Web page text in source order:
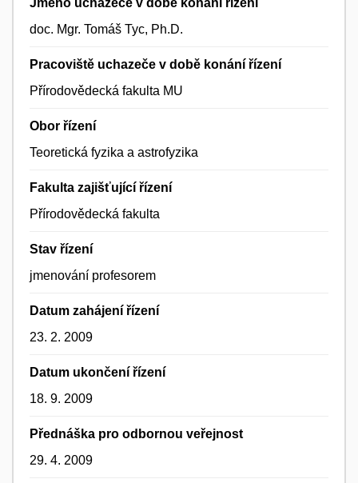
doc. Mgr. Tomáš Tyc, Ph.D.
Pracoviště uchazeče v době konání řízení
Přírodovědecká fakulta MU
Obor řízení
Teoretická fyzika a astrofyzika
Fakulta zajišťující řízení
Přírodovědecká fakulta
Stav řízení
jmenování profesorem
Datum zahájení řízení
23. 2. 2009
Datum ukončení řízení
18. 9. 2009
Přednáška pro odbornou veřejnost
29. 4. 2009